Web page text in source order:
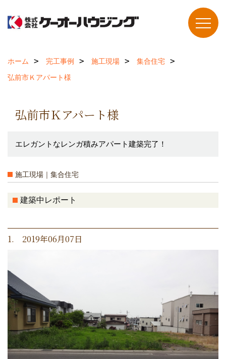
ホーム 完工事例 施工現場
集合住宅
弘前市Ｋアパート様
弘前市Ｋアパート様
エレガントなレンガ積みアパート建築完了！
施工現場｜集合住宅
建築中レポート
1. 2019年06月07日